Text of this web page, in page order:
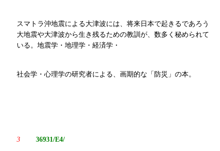
スマトラ沖地震による大津波には、将来日本で起きるであろう
大地震や大津波から生き残るための教訓が、数多く秘められて
いる。地震学・地理学・経済学・
社会学・心理学の研究者による、画期的な「防災」の本。
3 36931/E4/